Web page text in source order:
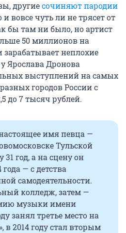
другиесочиняют пародии
и вовсе чуть ли не трясет от
бы там ни было, но артист
50 миллионов на
неплохие
Ярослава Дронова
выступлений на самых
городов России с
до 7 тысяч рублей.
имя певца —
Тульской
31 год, а на сцену он
— с детства
самодеятельности.
колледж, затем —
музыки имени
занял третье место на
в 2014 году стал вторым